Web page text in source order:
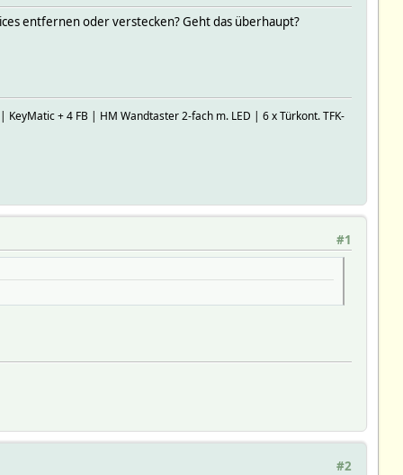
entfernen oder verstecken? Geht das überhaupt?
+ 4 FB | HM Wandtaster 2-fach m. LED | 6 x Türkont. TFK-
#1
#2